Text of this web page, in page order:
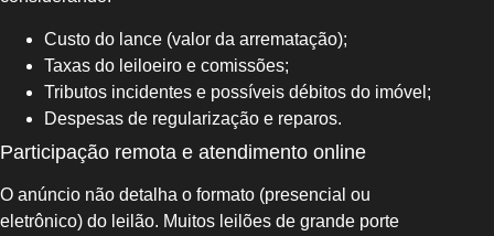
Custo do lance (valor da arrematação);
Taxas do leiloeiro e comissões;
Tributos incidentes e possíveis débitos do imóvel;
Despesas de regularização e reparos.
Participação remota e atendimento online
O anúncio não detalha o formato (presencial ou
eletrônico) do leilão. Muitos leilões de grande porte